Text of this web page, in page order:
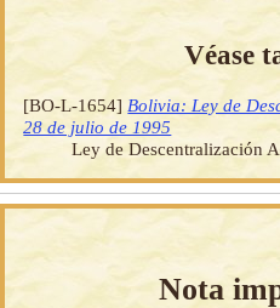
Véase
[BO-L-1654] Bolivia: Ley de
28 de julio de 1995
Ley de Descentralización
Nota